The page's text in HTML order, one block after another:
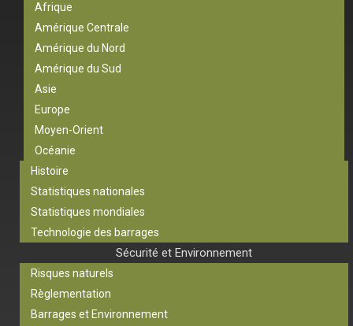
Afrique
Amérique Centrale
Amérique du Nord
Amérique du Sud
Asie
Europe
Moyen-Orient
Océanie
Histoire
Statistiques nationales
Statistiques mondiales
Technologie des barrages
Sécurité et Environnement
Risques naturels
Règlementation
Barrages et Environnement